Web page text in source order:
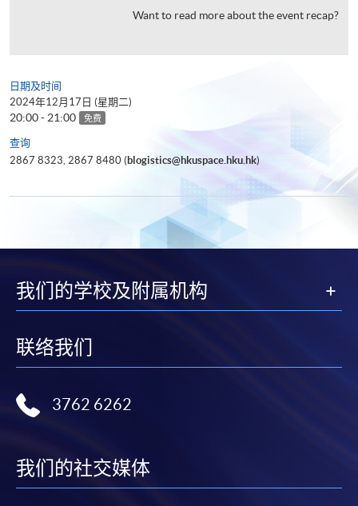
Want to read more about the event recap?
日期及时间
2024年12月17日 (星期二)
20:00 - 21:00 免费
查询
2867 8323, 2867 8480 (blogistics@hkuspace.hku.hk)
我们的学校及附属机构
联络我们
3762 6262
我们的社交媒体